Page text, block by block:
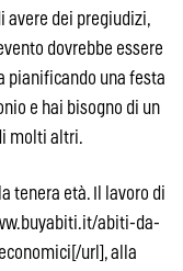
avere dei pregiudizi,
dovrebbe essere
pianificando una festa
e hai bisogno di un
molti altri.
tenera età. Il lavoro di
abiti-da-
url], alla